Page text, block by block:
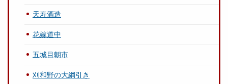
天寿酒造
花嫁道中
五城目朝市
刈和野の大綱引き